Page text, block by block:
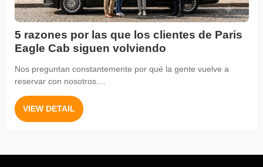
5 razones por las que los clientes de Paris
Eagle Cab siguen volviendo
Nos preguntan constantemente por qué la gente vuelve a
reservar con nosotros....
VIEW DETAIL